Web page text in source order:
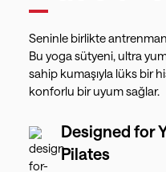
Seninle birlikte
Bu yoga sütyeni, ultra
sahip kumaşıyla lüks bir
konforlu bir uyum sağlar.
Designed for
Pilates